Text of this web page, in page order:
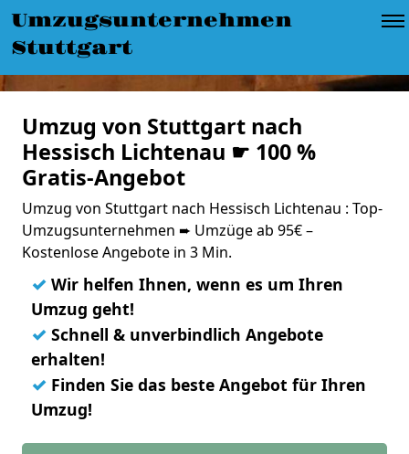
Umzugsunternehmen
Stuttgart
Umzug von Stuttgart nach
Hessisch Lichtenau ☛ 100 %
Gratis-Angebot
Umzug von Stuttgart nach Hessisch Lichtenau : Top-
Umzugsunternehmen ➨ Umzüge ab 95€ –
Kostenlose Angebote in 3 Min.
✓ Wir helfen Ihnen, wenn es um Ihren
Umzug geht!
✓ Schnell & unverbindlich Angebote
erhalten!
✓ Finden Sie das beste Angebot für Ihren
Umzug!